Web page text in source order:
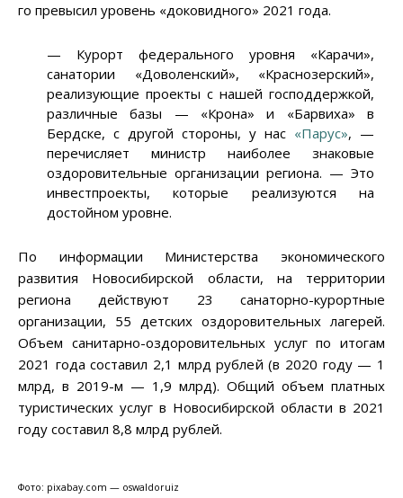
го превысил уровень «доковидного» 2021 года.
— Курорт федерального уровня «Карачи»,
санатории «Доволенский», «Краснозерский»,
реализующие проекты с нашей господдержкой,
различные базы — «Крона» и «Барвиха» в
Бердске, с другой стороны, у нас «Парус», —
перечисляет министр наиболее знаковые
оздоровительные организации региона. — Это
инвестпроекты, которые реализуются на
достойном уровне.
По информации Министерства экономического
развития Новосибирской области, на территории
региона действуют 23 санаторно-курортные
организации, 55 детских оздоровительных лагерей.
Объем санитарно-оздоровительных услуг по итогам
2021 года составил 2,1 млрд рублей (в 2020 году — 1
млрд, в 2019-м — 1,9 млрд). Общий объем платных
туристических услуг в Новосибирской области в 2021
году составил 8,8 млрд рублей.
Фото: pixabay.com — oswaldoruiz